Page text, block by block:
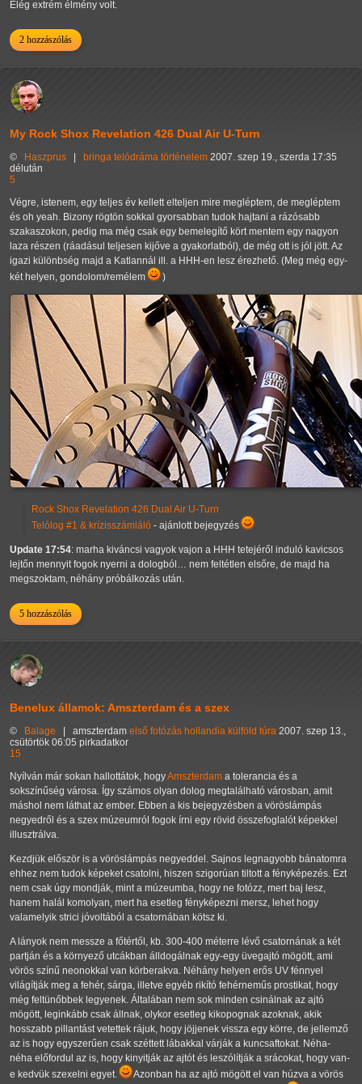
Elég extrém élmény volt.
2 hozzászólás
My Rock Shox Revelation 426 Dual Air U-Turn
© Haszprus bringa telódráma történelem 2007. szep 19., szerda 17:35
délután
5
Végre, istenem, egy teljes év kellett elteljen mire megléptem, de megléptem
és oh yeah. Bizony rögtön sokkal gyorsabban tudok hajtani a rázósabb
szakaszokon, pedig ma még csak egy bemelegítő kört mentem egy nagyon
laza részen (ráadásul teljesen kijőve a gyakorlatból), de még ott is jól jött. Az
igazi különbség majd a Katlannál ill. a HHH-en lesz érezhető. (Meg még egy-
két helyen, gondolom/remélem
)
Rock Shox Revelation 426 Dual Air U-Turn
Telólog #1 & krízisszámláló - ajánlott bejegyzés
Update 17:54: marha kiváncsi vagyok vajon a HHH tetejéről induló kavicsos
lejtőn mennyit fogok nyerni a dologból… nem feltétlen elsőre, de majd ha
megszoktam, néhány próbálkozás után.
5 hozzászólás
Benelux államok: Amszterdam és a szex
© Balage amszterdam első fotózás hollandia külföld túra 2007. szep 13.,
csütörtök 06:05 pirkadatkor
15
Nyílván már sokan hallottátok, hogyAmszterdam a tolerancia és a
sokszínűség városa. Így számos olyan dolog megtalálható városban, amit
máshol nem láthat az ember. Ebben a kis bejegyzésben a vöröslámpás
negyedről és a szex múzeumról fogok írni egy rövid összefoglalót képekkel
illusztrálva.
Kezdjük először is a vöröslámpás negyeddel. Sajnos legnagyobb bánatomra
ehhez nem tudok képeket csatolni, hiszen szigorúan tiltott a fényképezés. Ezt
nem csak úgy mondják, mint a múzeumba, hogy ne fotózz, mert baj lesz,
hanem halál komolyan, mert ha esetleg fényképezni mersz, lehet hogy
valamelyik strici jóvoltából a csatornában kötsz ki.
A lányok nem messze a főtértől, kb. 300-400 méterre lévő csatornának a két
partján és a környező utcákban álldogálnak egy-egy üvegajtó mögött, ami
vörös színű neonokkal van körberakva. Néhány helyen erős UV fénnyel
világítják meg a fehér, sárga, illetve egyéb rikító fehérneműs prostikat, hogy
még feltünőbbek legyenek. Általában nem sok minden csinálnak az ajtó
mögött, leginkább csak állnak, olykor esetleg kikopognak azoknak, akik
hosszabb pillantást vetettek rájuk, hogy jöjjenek vissza egy körre, de jellemző
az is hogy egyszerűen csak széttett lábakkal várják a kuncsaftokat. Néha-
néha előfordul az is, hogy kinyitják az ajtót és leszólítják a srácokat, hogy van-
e kedvük szexelni egyet.
Azonban ha az ajtó mögött el van húzva a vörös